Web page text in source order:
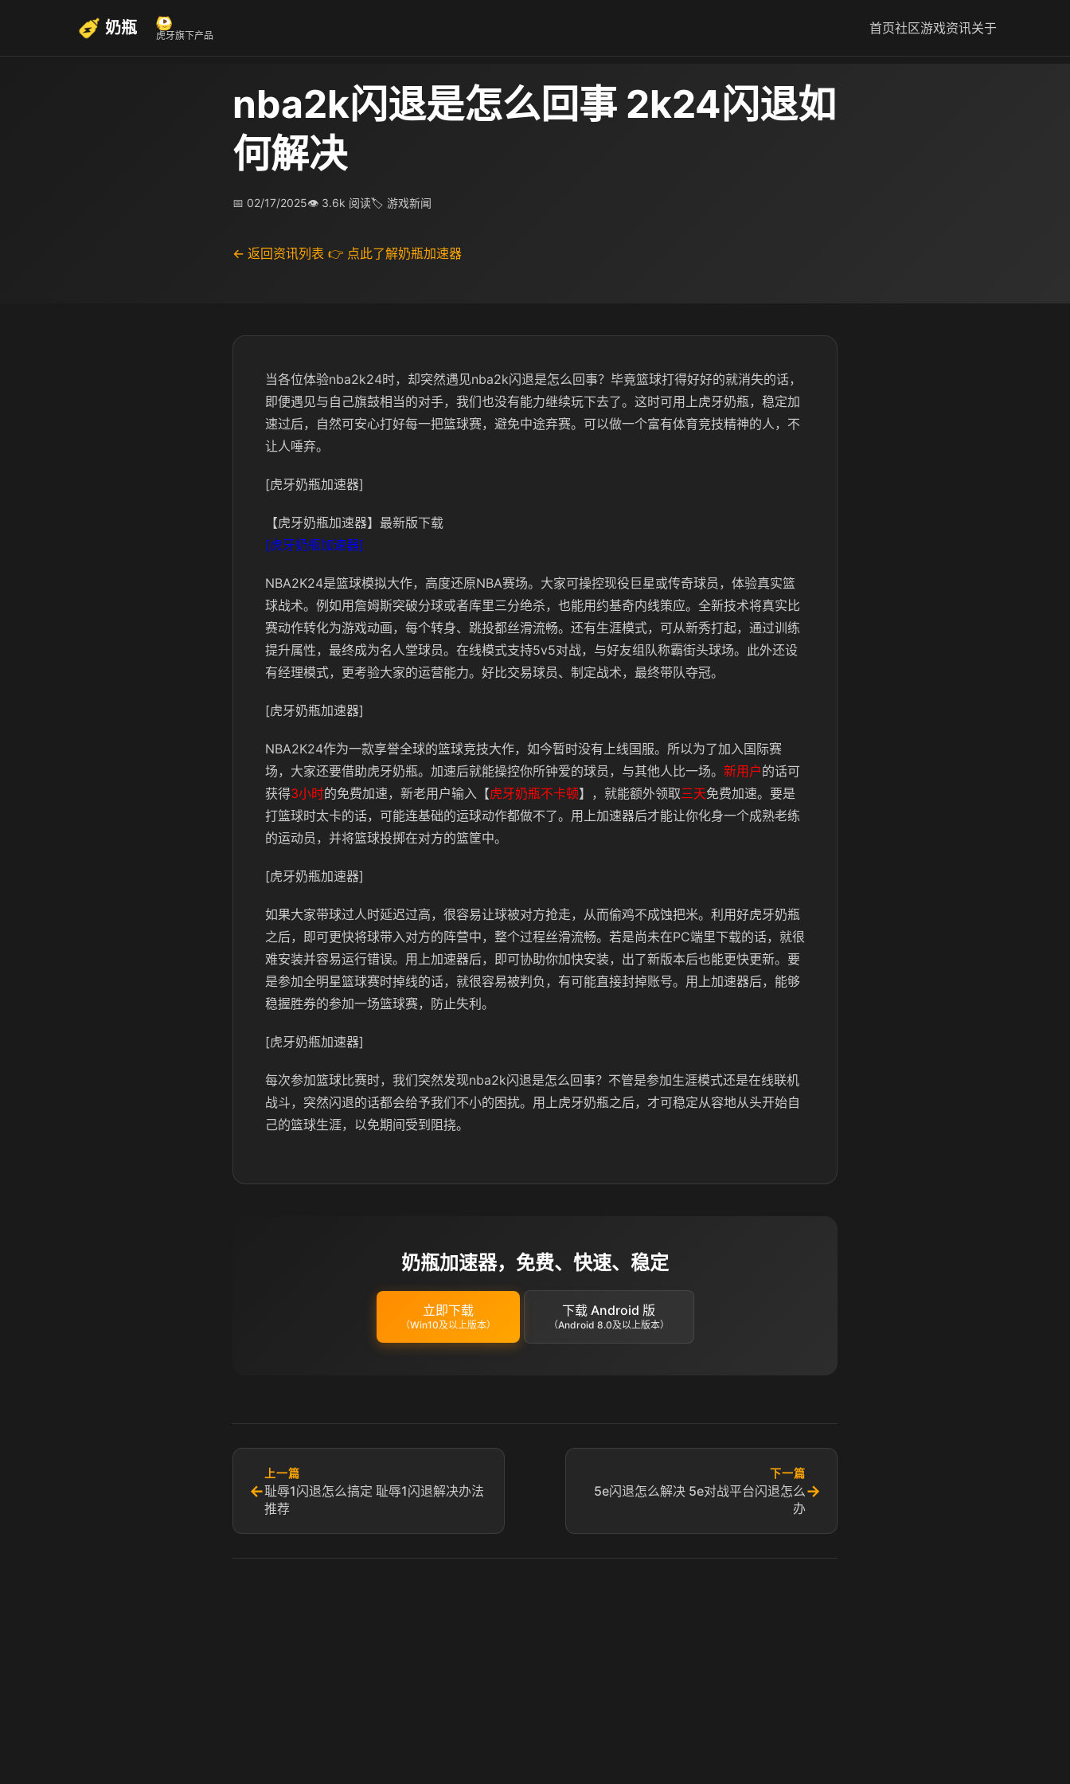
奶瓶 虎牙旗下产品 首页社区游戏资讯关于
nba2k闪退是怎么回事 2k24闪退如
何解决
📅 02/17/2025👁 3.6k 阅读🏷 游戏新闻
← 返回资讯列表 👉 点此了解奶瓶加速器
当各位体验nba2k24时，却突然遇见nba2k闪退是怎么回事？毕竟篮球打得好好的就消失的话，
即便遇见与自己旗鼓相当的对手，我们也没有能力继续玩下去了。这时可用上虎牙奶瓶，稳定加
速过后，自然可安心打好每一把篮球赛，避免中途弃赛。可以做一个富有体育竞技精神的人，不
让人唾弃。
[虎牙奶瓶加速器]
【虎牙奶瓶加速器】最新版下载
[虎牙奶瓶加速器]
NBA2K24是篮球模拟大作，高度还原NBA赛场。大家可操控现役巨星或传奇球员，体验真实篮
球战术。例如用詹姆斯突破分球或者库里三分绝杀，也能用约基奇内线策应。全新技术将真实比
赛动作转化为游戏动画，每个转身、跳投都丝滑流畅。还有生涯模式，可从新秀打起，通过训练
提升属性，最终成为名人堂球员。在线模式支持5v5对战，与好友组队称霸街头球场。此外还设
有经理模式，更考验大家的运营能力。好比交易球员、制定战术，最终带队夺冠。
[虎牙奶瓶加速器]
NBA2K24作为一款享誉全球的篮球竞技大作，如今暂时没有上线国服。所以为了加入国际赛
场，大家还要借助虎牙奶瓶。加速后就能操控你所钟爱的球员，与其他人比一场。 新用户的话可
获得3小时的免费加速，新老用户输入【虎牙奶瓶不卡顿】，就能额外领取三天免费加速。要是
打篮球时太卡的话，可能连基础的运球动作都做不了。用上加速器后才能让你化身一个成熟老练
的运动员，并将篮球投掷在对方的篮筐中。
[虎牙奶瓶加速器]
如果大家带球过人时延迟过高，很容易让球被对方抢走，从而偷鸡不成蚀把米。利用好虎牙奶瓶
之后，即可更快将球带入对方的阵营中，整个过程丝滑流畅。若是尚未在PC端里下载的话，就很
难安装并容易运行错误。用上加速器后，即可协助你加快安装，出了新版本后也能更快更新。要
是参加全明星篮球赛时掉线的话，就很容易被判负，有可能直接封掉账号。用上加速器后，能够
稳握胜券的参加一场篮球赛，防止失利。
[虎牙奶瓶加速器]
每次参加篮球比赛时，我们突然发现nba2k闪退是怎么回事？不管是参加生涯模式还是在线联机
战斗，突然闪退的话都会给予我们不小的困扰。用上虎牙奶瓶之后，才可稳定从容地从头开始自
己的篮球生涯，以免期间受到阻挠。
奶瓶加速器，免费、快速、稳定
立即下载
（Win10及以上版本）
下载 Android 版
（Android 8.0及以上版本）
←
上一篇
耻辱1闪退怎么搞定 耻辱1闪退解决办法
推荐
下一篇
5e闪退怎么解决 5e对战平台闪退怎么
办
→